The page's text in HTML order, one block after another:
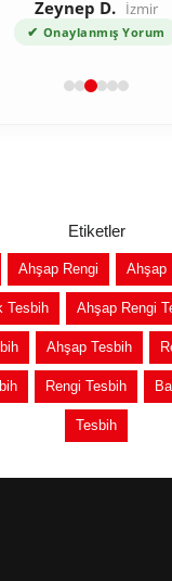
Zeynep D. İzmir
✔ Onaylanmış Yorum
Etiketler
Ahşap Rengi Ahşap
Tesbih Ahşap Rengi
Ahşap Tesbih
Rengi Tesbih
Tesbih